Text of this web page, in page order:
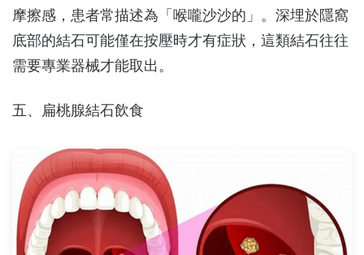
摩擦感，患者常描述為「喉嚨沙沙的」。深埋於隱窩
底部的結石可能僅在按壓時才有症狀，這類結石往往
需要專業器械才能取出。
五、扁桃腺結石飲食